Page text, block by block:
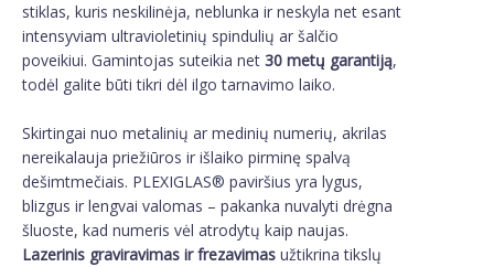
stiklas, kuris neskilinėja, neblunka ir neskyla net esant
intensyviam ultravioletinių spindulių ar šalčio
poveikiui. Gamintojas suteikia net 30 metų garantiją,
todėl galite būti tikri dėl ilgo tarnavimo laiko.
Skirtingai nuo metalinių ar medinių numerių, akrilas
nereikalauja priežiūros ir išlaiko pirminę spalvą
dešimtmečiais. PLEXIGLAS® paviršius yra lygus,
blizgus ir lengvai valomas – pakanka nuvalyti drėgna
šluoste, kad numeris vėl atrodytų kaip naujas.
Lazerinis graviravimas ir frezavimas užtikrina tikslų